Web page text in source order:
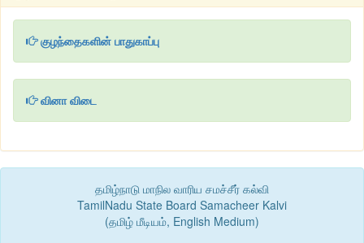
குழந்தைகளின் பாதுகாப்பு
வினா விடை
தமிழ்நாடு மாநில வாரிய சமச்சீர் கல்வி
TamilNadu State Board Samacheer Kalvi
(தமிழ் மீடியம், English Medium)